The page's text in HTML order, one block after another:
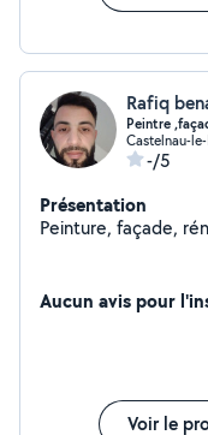
Rafiq
Peintre
-/5
Présentation
Peinture, façade,
Aucun avis pour
Voir le